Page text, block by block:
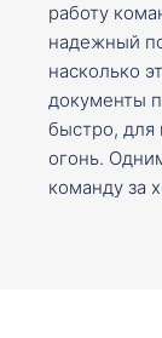
работу
надежный
насколько
документы
быстро, для
огонь.
команду за